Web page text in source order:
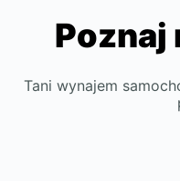
Poznaj
Tani wynajem